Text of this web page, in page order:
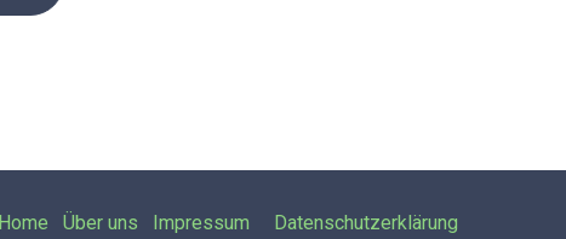
Home Über uns Impressum
Datenschutzerklärung